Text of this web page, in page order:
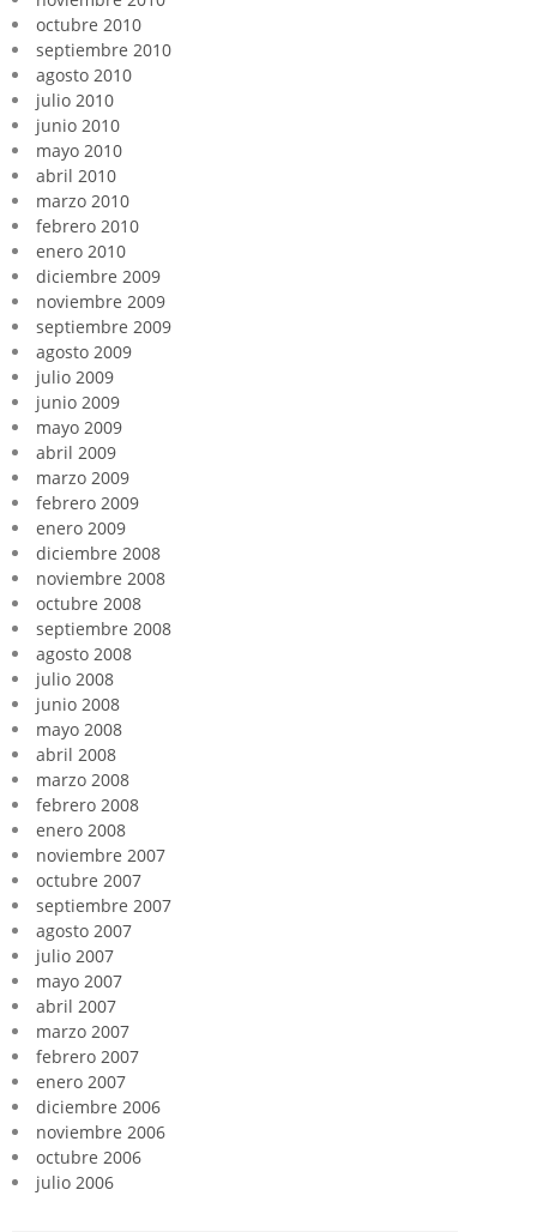
octubre 2010
septiembre 2010
agosto 2010
julio 2010
junio 2010
mayo 2010
abril 2010
marzo 2010
febrero 2010
enero 2010
diciembre 2009
noviembre 2009
septiembre 2009
agosto 2009
julio 2009
junio 2009
mayo 2009
abril 2009
marzo 2009
febrero 2009
enero 2009
diciembre 2008
noviembre 2008
octubre 2008
septiembre 2008
agosto 2008
julio 2008
junio 2008
mayo 2008
abril 2008
marzo 2008
febrero 2008
enero 2008
noviembre 2007
octubre 2007
septiembre 2007
agosto 2007
julio 2007
mayo 2007
abril 2007
marzo 2007
febrero 2007
enero 2007
diciembre 2006
noviembre 2006
octubre 2006
julio 2006